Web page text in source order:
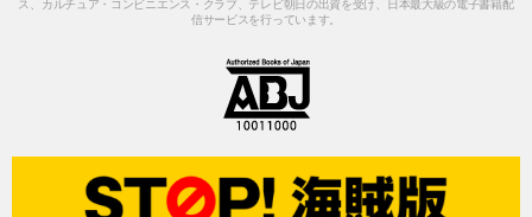
ス、カルチュア・コンビニエンス・クラブ、テレビ朝日の出資を受け、日本最大級の電子書籍配
信サービスを行っています。